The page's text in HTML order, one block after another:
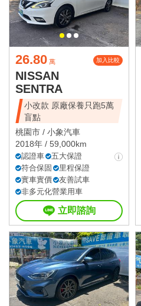
26.80 萬 加入比較
NISSAN
SENTRA
小改款 原廠保養只跑5萬
盲點
桃園市 / 小象汽車
2018年 / 59,000km
認證車
五大保證
符合保固
里程保證
實車實價
友善試車
非多元化營業用車
立即諮詢